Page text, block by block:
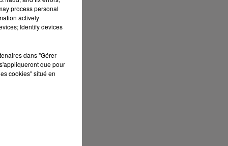
process personal
actively
Identify devices
dans "Gérer
que pour
cookies" situé en